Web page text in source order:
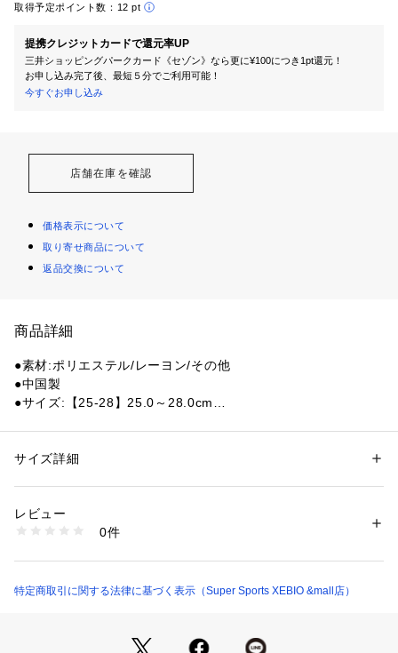
取得予定ポイント数： 12 pt
提携クレジットカードで還元率UP
三井ショッピングパークカード《セゾン》なら更に¥100につき1pt還元！
お申し込み完了後、最短５分でご利用可能！
今すぐお申し込み
店舗在庫を確認
価格表示について
取り寄せ商品について
返品交換について
商品詳細
●素材:ポリエステル/レーヨン/その他
●中国製
●サイズ:【25-28】25.0～28.0cm
●TRIPLE LAYER:究極の暖か設計。3層構造。
【商品の購入にあたっての注意事項】
※本商品は製品特性上、試着後の返品はできかねます。試着前
なる場合がございます。
※掲載の価格・製品のパッケージ・デザイン・仕様について、
性別：メンズ
商品番号：
10867987001 （ショップ）
サイズ詳細
レビュー
0件
特定商取引に関する法律に基づく表示（Super Sports XEBIO &mall店）